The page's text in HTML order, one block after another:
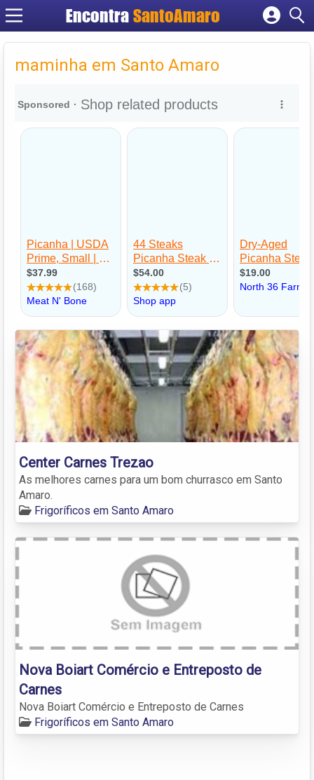
Encontra SantoAmaro
Cadastrar empresa
Criar conta
maminha em Santo Amaro
Center Carnes Trezao
As melhores carnes para um bom churrasco em Santo
Amaro.
Frigoríficos em Santo Amaro
Nova Boiart Comércio e Entreposto de
Carnes
Nova Boiart Comércio e Entreposto de Carnes
Frigoríficos em Santo Amaro